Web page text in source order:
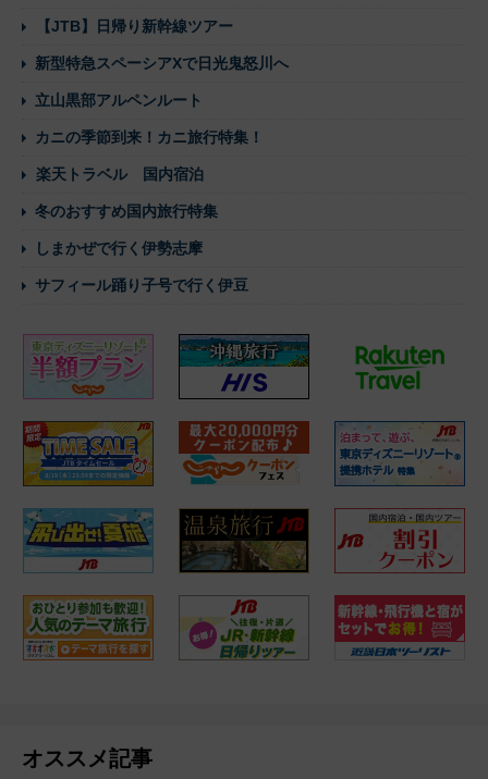
【JTB】日帰り新幹線ツアー
新型特急スペーシアXで日光鬼怒川へ
立山黒部アルペンルート
カニの季節到来！カニ旅行特集！
楽天トラベル 国内宿泊
冬のおすすめ国内旅行特集
しまかぜで行く伊勢志摩
サフィール踊り子号で行く伊豆
オススメ記事